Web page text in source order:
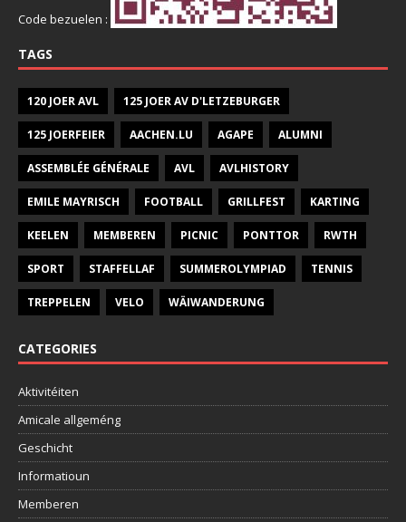
Code bezuelen :
TAGS
120 JOER AVL 125 JOER AV D'LETZEBURGER
125 JOERFEIER AACHEN.LU AGAPE ALUMNI
ASSEMBLÉE GÉNÉRALE AVL AVLHISTORY
EMILE MAYRISCH FOOTBALL GRILLFEST KARTING
KEELEN MEMBEREN PICNIC PONTTOR RWTH
SPORT STAFFELLAF SUMMEROLYMPIAD TENNIS
TREPPELEN VELO WÄIWANDERUNG
CATEGORIES
Aktivitéiten
Amicale allgeméng
Geschicht
Informatioun
Memberen